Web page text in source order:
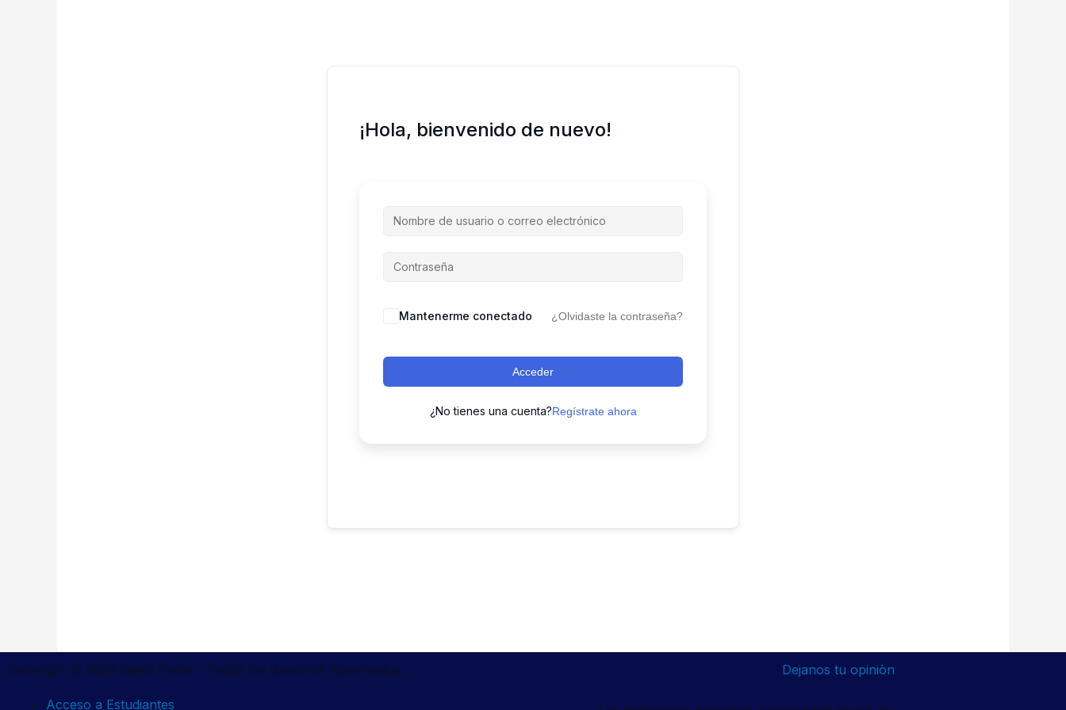
¡Hola, bienvenido de nuevo!
Mantenerme conectado ¿Olvidaste la contraseña?
Acceder
¿No tienes una cuenta?Regístrate ahora
Copyright © 2026 David Pretel - Todos los derechos Reservados
Acceso a Estudiantes
Dejanos tu opiniòn